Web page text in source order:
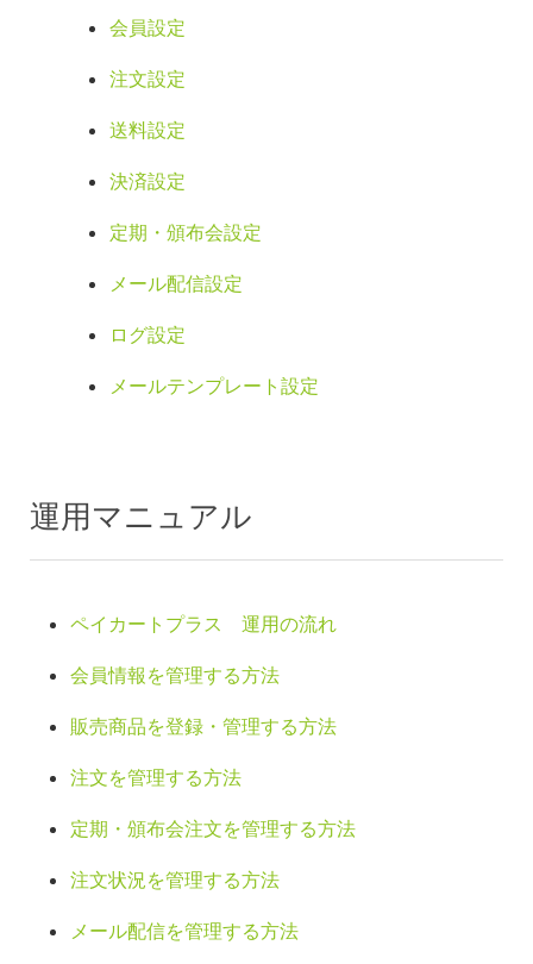
会員設定
注文設定
送料設定
決済設定
定期・頒布会設定
メール配信設定
ログ設定
メールテンプレート設定
運用マニュアル
ペイカートプラス 運用の流れ
会員情報を管理する方法
販売商品を登録・管理する方法
注文を管理する方法
定期・頒布会注文を管理する方法
注文状況を管理する方法
メール配信を管理する方法